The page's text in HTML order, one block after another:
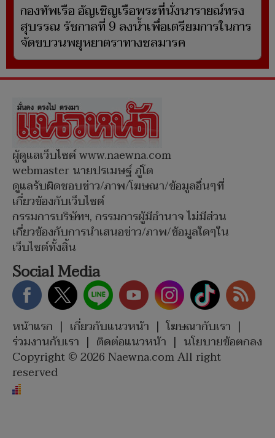
กองทัพเรือ อัญเชิญเรือพระที่นั่งนารายณ์ทรง
สุบรรณ รัชกาลที่ 9 ลงน้ำเพื่อเตรียมการในการ
จัดขบวนพยุหยาตราทางชลมารค
ผู้ดูแลเว็บไซต์ www.naewna.com
webmaster นายปรเมษฐ์ ภู่โต
ดูแลรับผิดชอบข่าว/ภาพ/โฆษณา/ข้อมูลอื่นๆที่
เกี่ยวข้องกับเว็บไซต์
กรรมการบริษัทฯ, กรรมการผู้มีอำนาจ ไม่มีส่วน
เกี่ยวข้องกับการนำเสนอข่าว/ภาพ/ข้อมูลใดๆใน
เว็บไซต์ทั้งสิ้น
Social Media
หน้าแรก | เกี่ยวกับแนวหน้า | โฆษณากับเรา |
ร่วมงานกับเรา | ติดต่อแนวหน้า | นโยบายข้อตกลง
Copyright © 2026 Naewna.com All right
reserved